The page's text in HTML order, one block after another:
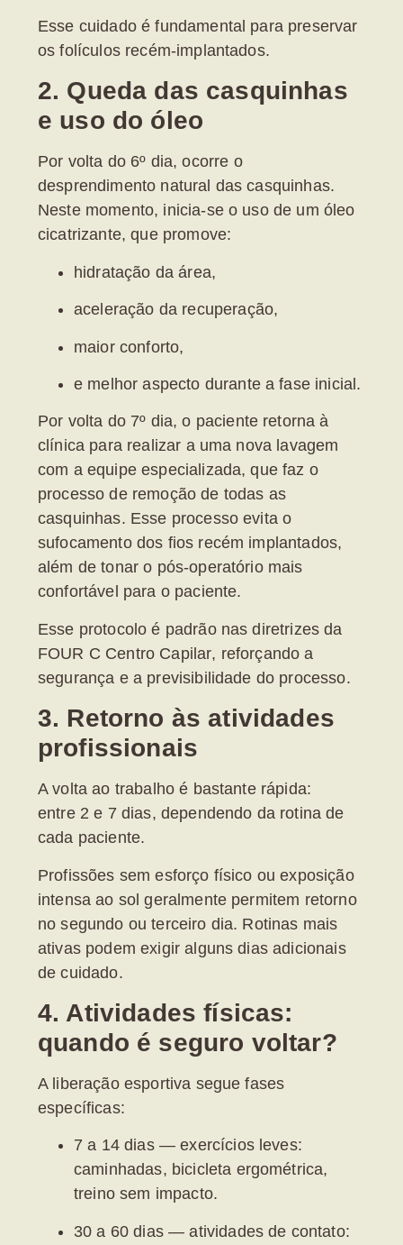
Esse cuidado é fundamental para preservar
os folículos recém-implantados.
2. Queda das casquinhas
e uso do óleo
Por volta do 6º dia, ocorre o
desprendimento natural das casquinhas.
Neste momento, inicia-se o uso de um óleo
cicatrizante, que promove:
hidratação da área,
aceleração da recuperação,
maior conforto,
e melhor aspecto durante a fase inicial.
Por volta do 7º dia, o paciente retorna à
clínica para realizar a uma nova lavagem
com a equipe especializada, que faz o
processo de remoção de todas as
casquinhas. Esse processo evita o
sufocamento dos fios recém implantados,
além de tonar o pós-operatório mais
confortável para o paciente.
Esse protocolo é padrão nas diretrizes da
FOUR C Centro Capilar, reforçando a
segurança e a previsibilidade do processo.
3. Retorno às atividades
profissionais
A volta ao trabalho é bastante rápida:
entre 2 e 7 dias, dependendo da rotina de
cada paciente.
Profissões sem esforço físico ou exposição
intensa ao sol geralmente permitem retorno
no segundo ou terceiro dia. Rotinas mais
ativas podem exigir alguns dias adicionais
de cuidado.
4. Atividades físicas:
quando é seguro voltar?
A liberação esportiva segue fases
específicas:
7 a 14 dias— exercícios leves:
caminhadas, bicicleta ergométrica,
treino sem impacto.
30 a 60 dias— atividades de contato: